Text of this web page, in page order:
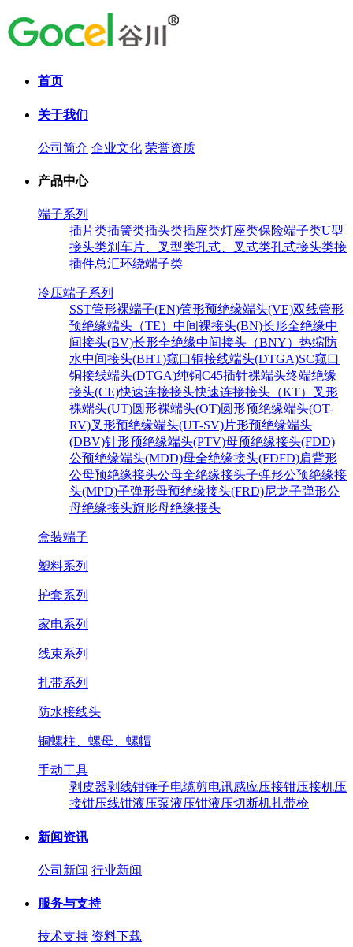
首页
关于我们
公司简介 企业文化 荣誉资质
产品中心
端子系列
插片类插簧类插头类插座类灯座类保险端子类U型
接头类刹车片、叉型类孔式、叉式类孔式接头类接
插件总汇环绕端子类
冷压端子系列
SST管形裸端子(EN)管形预绝缘端头(VE)双线管形
预绝缘端头（TE） 中间裸接头(BN)长形全绝缘中
间接头(BV)长形全绝缘中间接头（BNY） 热缩防
水中间接头(BHT)窥口铜接线端头(DTGA)SC窥口
铜接线端头(DTGA)纯铜C45插针裸端头终端绝缘
接头(CE)快速连接接头快速连接接头（KT）
叉形
裸端头(UT)圆形裸端头(OT)圆形预绝缘端头(OT-
RV)叉形预绝缘端头(UT-SV)片形预绝缘端头
(DBV)针形预绝缘端头(PTV)母预绝缘接头(FDD)
公预绝缘端头(MDD)母全绝缘接头(FDFD)肩背形
公母预绝缘接头公母全绝缘接头子弹形公预绝缘接
头(MPD)子弹形母预绝缘接头(FRD)尼龙子弹形公
母绝缘接头旗形母绝缘接头
盒装端子
塑料系列
护套系列
家电系列
线束系列
扎带系列
防水接线头
铜螺柱、螺母、螺帽
手动工具
剥皮器剥线钳锤子电缆剪电讯感应压接钳压接机压
接钳压线钳液压泵液压钳液压切断机扎带枪
新闻资讯
公司新闻 行业新闻
服务与支持
技术支持 资料下载